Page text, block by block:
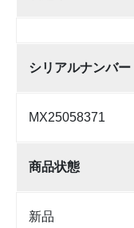
シリアルナンバー
MX25058371
商品状態
新品